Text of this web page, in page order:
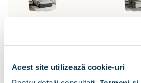
Acest site utilizează cookie-uri